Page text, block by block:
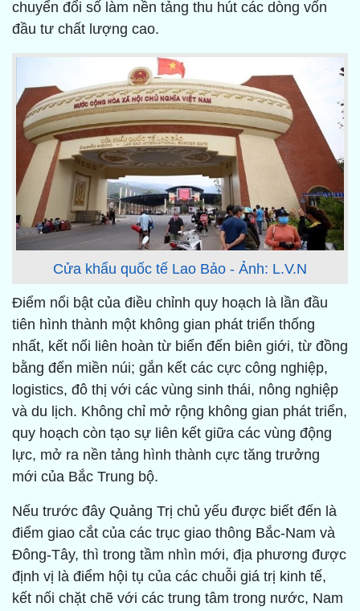
chuyển đổi số làm nền tảng thu hút các dòng vốn
đầu tư chất lượng cao.
Cửa khẩu quốc tế Lao Bảo - Ảnh: L.V.N
Điểm nổi bật của điều chỉnh quy hoạch là lần đầu
tiên hình thành một không gian phát triển thống
nhất, kết nối liên hoàn từ biển đến biên giới, từ đồng
bằng đến miền núi; gắn kết các cực công nghiệp,
logistics, đô thị với các vùng sinh thái, nông nghiệp
và du lịch. Không chỉ mở rộng không gian phát triển,
quy hoạch còn tạo sự liên kết giữa các vùng động
lực, mở ra nền tảng hình thành cực tăng trưởng
mới của Bắc Trung bộ.
Nếu trước đây Quảng Trị chủ yếu được biết đến là
điểm giao cắt của các trục giao thông Bắc-Nam và
Đông-Tây, thì trong tầm nhìn mới, địa phương được
định vị là điểm hội tụ của các chuỗi giá trị kinh tế,
kết nối chặt chẽ với các trung tâm trong nước, Nam